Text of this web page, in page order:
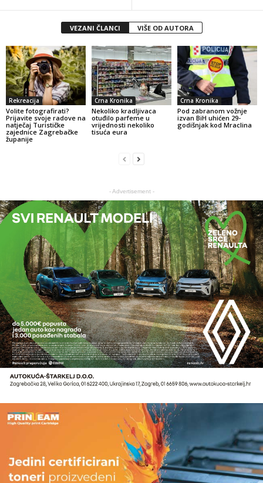
VEZANI ČLANCI VIŠE OD AUTORA
Rekreacija
Volite fotografirati?
Prijavite svoje radove na
natječaj Turističke
zajednice Zagrebačke
županije
Crna Kronika
Nekoliko kradljivaca
otuđilo parfeme u
vrijednosti nekoliko
tisuća eura
Crna Kronika
Pod zabranom vožnje
izvan BiH uhićen 29-
godišnjak kod Mraclina
- Advertisement -